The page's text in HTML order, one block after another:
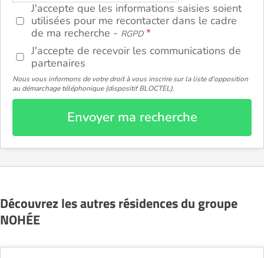
J'accepte que les informations saisies soient
utilisées pour me recontacter dans le cadre
de ma recherche - RGPD
J'accepte de recevoir les communications de
partenaires
Nous vous informons de votre droit à vous inscrire sur la liste d'opposition
au démarchage téléphonique (dispositif BLOCTEL).
Envoyer ma recherche
Découvrez les autres résidences du groupe
NOHÉE